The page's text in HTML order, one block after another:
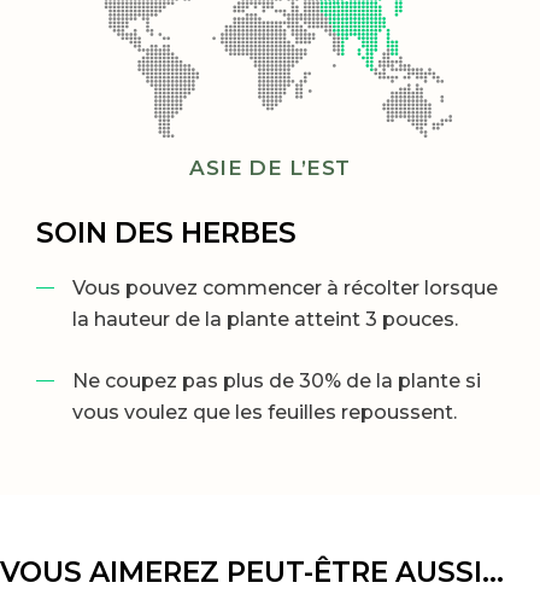
ASIE DE L’EST
SOIN DES HERBES
Vous pouvez commencer à récolter lorsque
la hauteur de la plante atteint 3 pouces.
Ne coupez pas plus de 30% de la plante si
vous voulez que les feuilles repoussent.
VOUS AIMEREZ PEUT-ÊTRE AUSSI…